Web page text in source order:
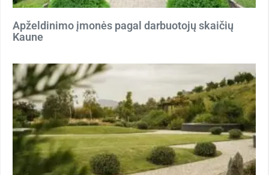
Apželdinimo įmonės pagal darbuotojų skaičių
Kaune